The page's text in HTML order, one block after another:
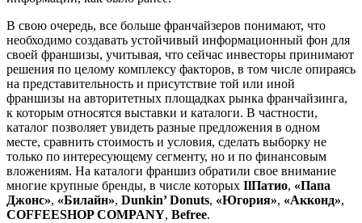
В свою очередь, все больше франчайзеров понимают, что
необходимо создавать устойчивый информационный фон для
своей франшизы, учитывая, что сейчас инвесторы принимают
решения по целому комплексу факторов, в том числе опираясь
на представительность и присутствие той или иной
франшизы на авторитетных площадках рынка франчайзинга,
к которым относятся выставки и каталоги. В частности,
каталог позволяет увидеть разные предложения в одном
месте, сравнить стоимость и условия, сделать выборку не
только по интересующему сегменту, но и по финансовым
вложениям. На каталоги франшиз обратили свое внимание
многие крупные бренды, в числе которых IlПатио, «Папа
Джонс», «Билайн», Dunkin’ Donuts, «Югория», «Акконд»,
COFFEESHOP COMPANY, Befree.